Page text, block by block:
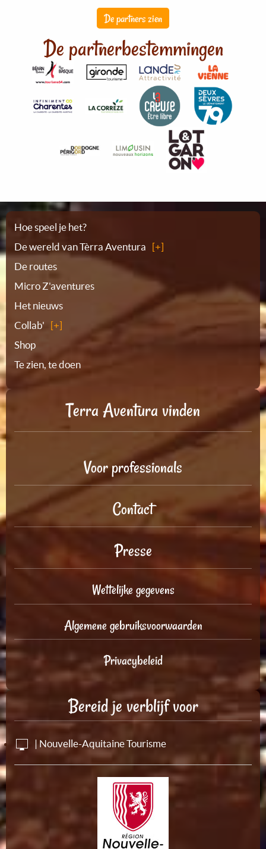
De partners zien
De partnerbestemmingen
Plattegrond
Hoe speel je het?
De wereld van Tèrra Aventura
De routes
Micro Z'aventures
Het nieuws
Collab'
Shop
Te zien, te doen
Terra Aventura vinden
Voor professionals
Contact
Presse
Wettelijke gegevens
Algemene gebruiksvoorwaarden
Privacybeleid
Bereid je verblijf voor
| Nouvelle-Aquitaine Tourisme